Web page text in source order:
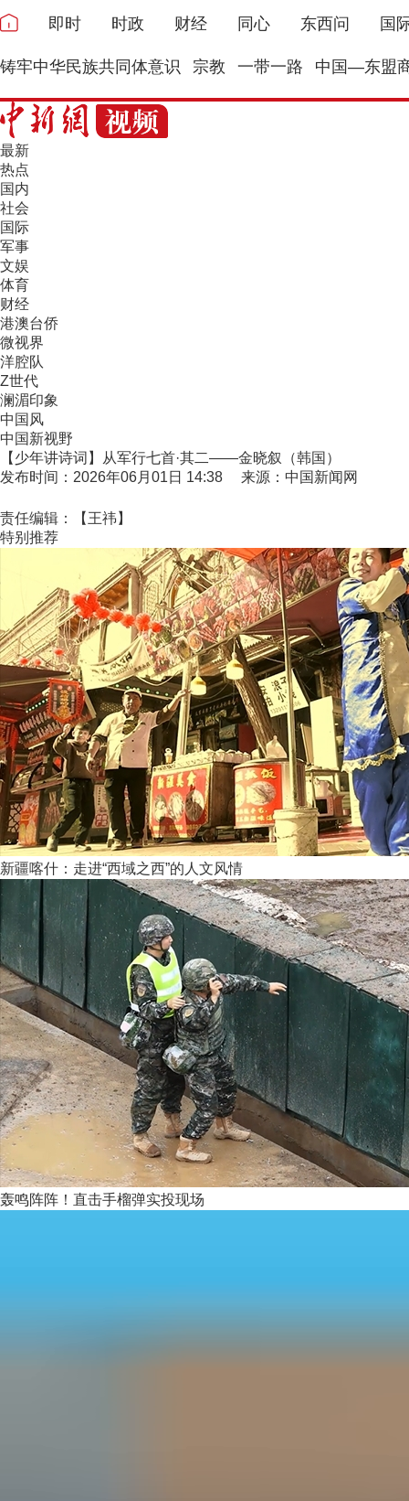
即时 时政 财经 同心 东西问 国
铸牢中华民族共同体意识 宗教 一带一路 中国—东盟
最新
热点
国内
社会
国际
军事
文娱
体育
财经
港澳台侨
微视界
洋腔队
Z世代
澜湄印象
中国风
中国新视野
【少年讲诗词】从军行七首·其二——金晓叙（韩国）
发布时间：2026年06月01日 14:38 来源：中国新闻网
责任编辑：【王祎】
特别推荐
新疆喀什：走进“西域之西”的人文风情
轰鸣阵阵！直击手榴弹实投现场